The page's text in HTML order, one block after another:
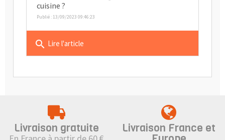
cuisine ?
Publié : 13/09/2023 09:46:23
search Lire l'article
Livraison gratuite Livraison France et